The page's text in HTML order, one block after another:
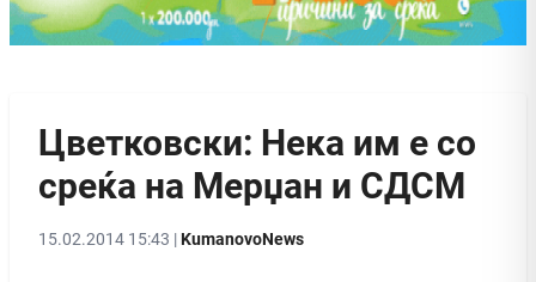
Цветковски: Нека им е со
среќа на Мерџан и СДСМ
15.02.2014 15:43 |KumanovoNews